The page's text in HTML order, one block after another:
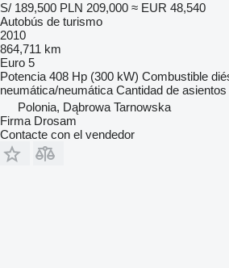
S/ 189,500 PLN 209,000 ≈ EUR 48,540
Autobús de turismo
2010
864,711 km
Euro 5
Potencia 408 Hp (300 kW) Combustible
neumática/neumática Cantidad de asientos
Polonia, Dąbrowa Tarnowska
Firma Drosam
Contacte con el vendedor